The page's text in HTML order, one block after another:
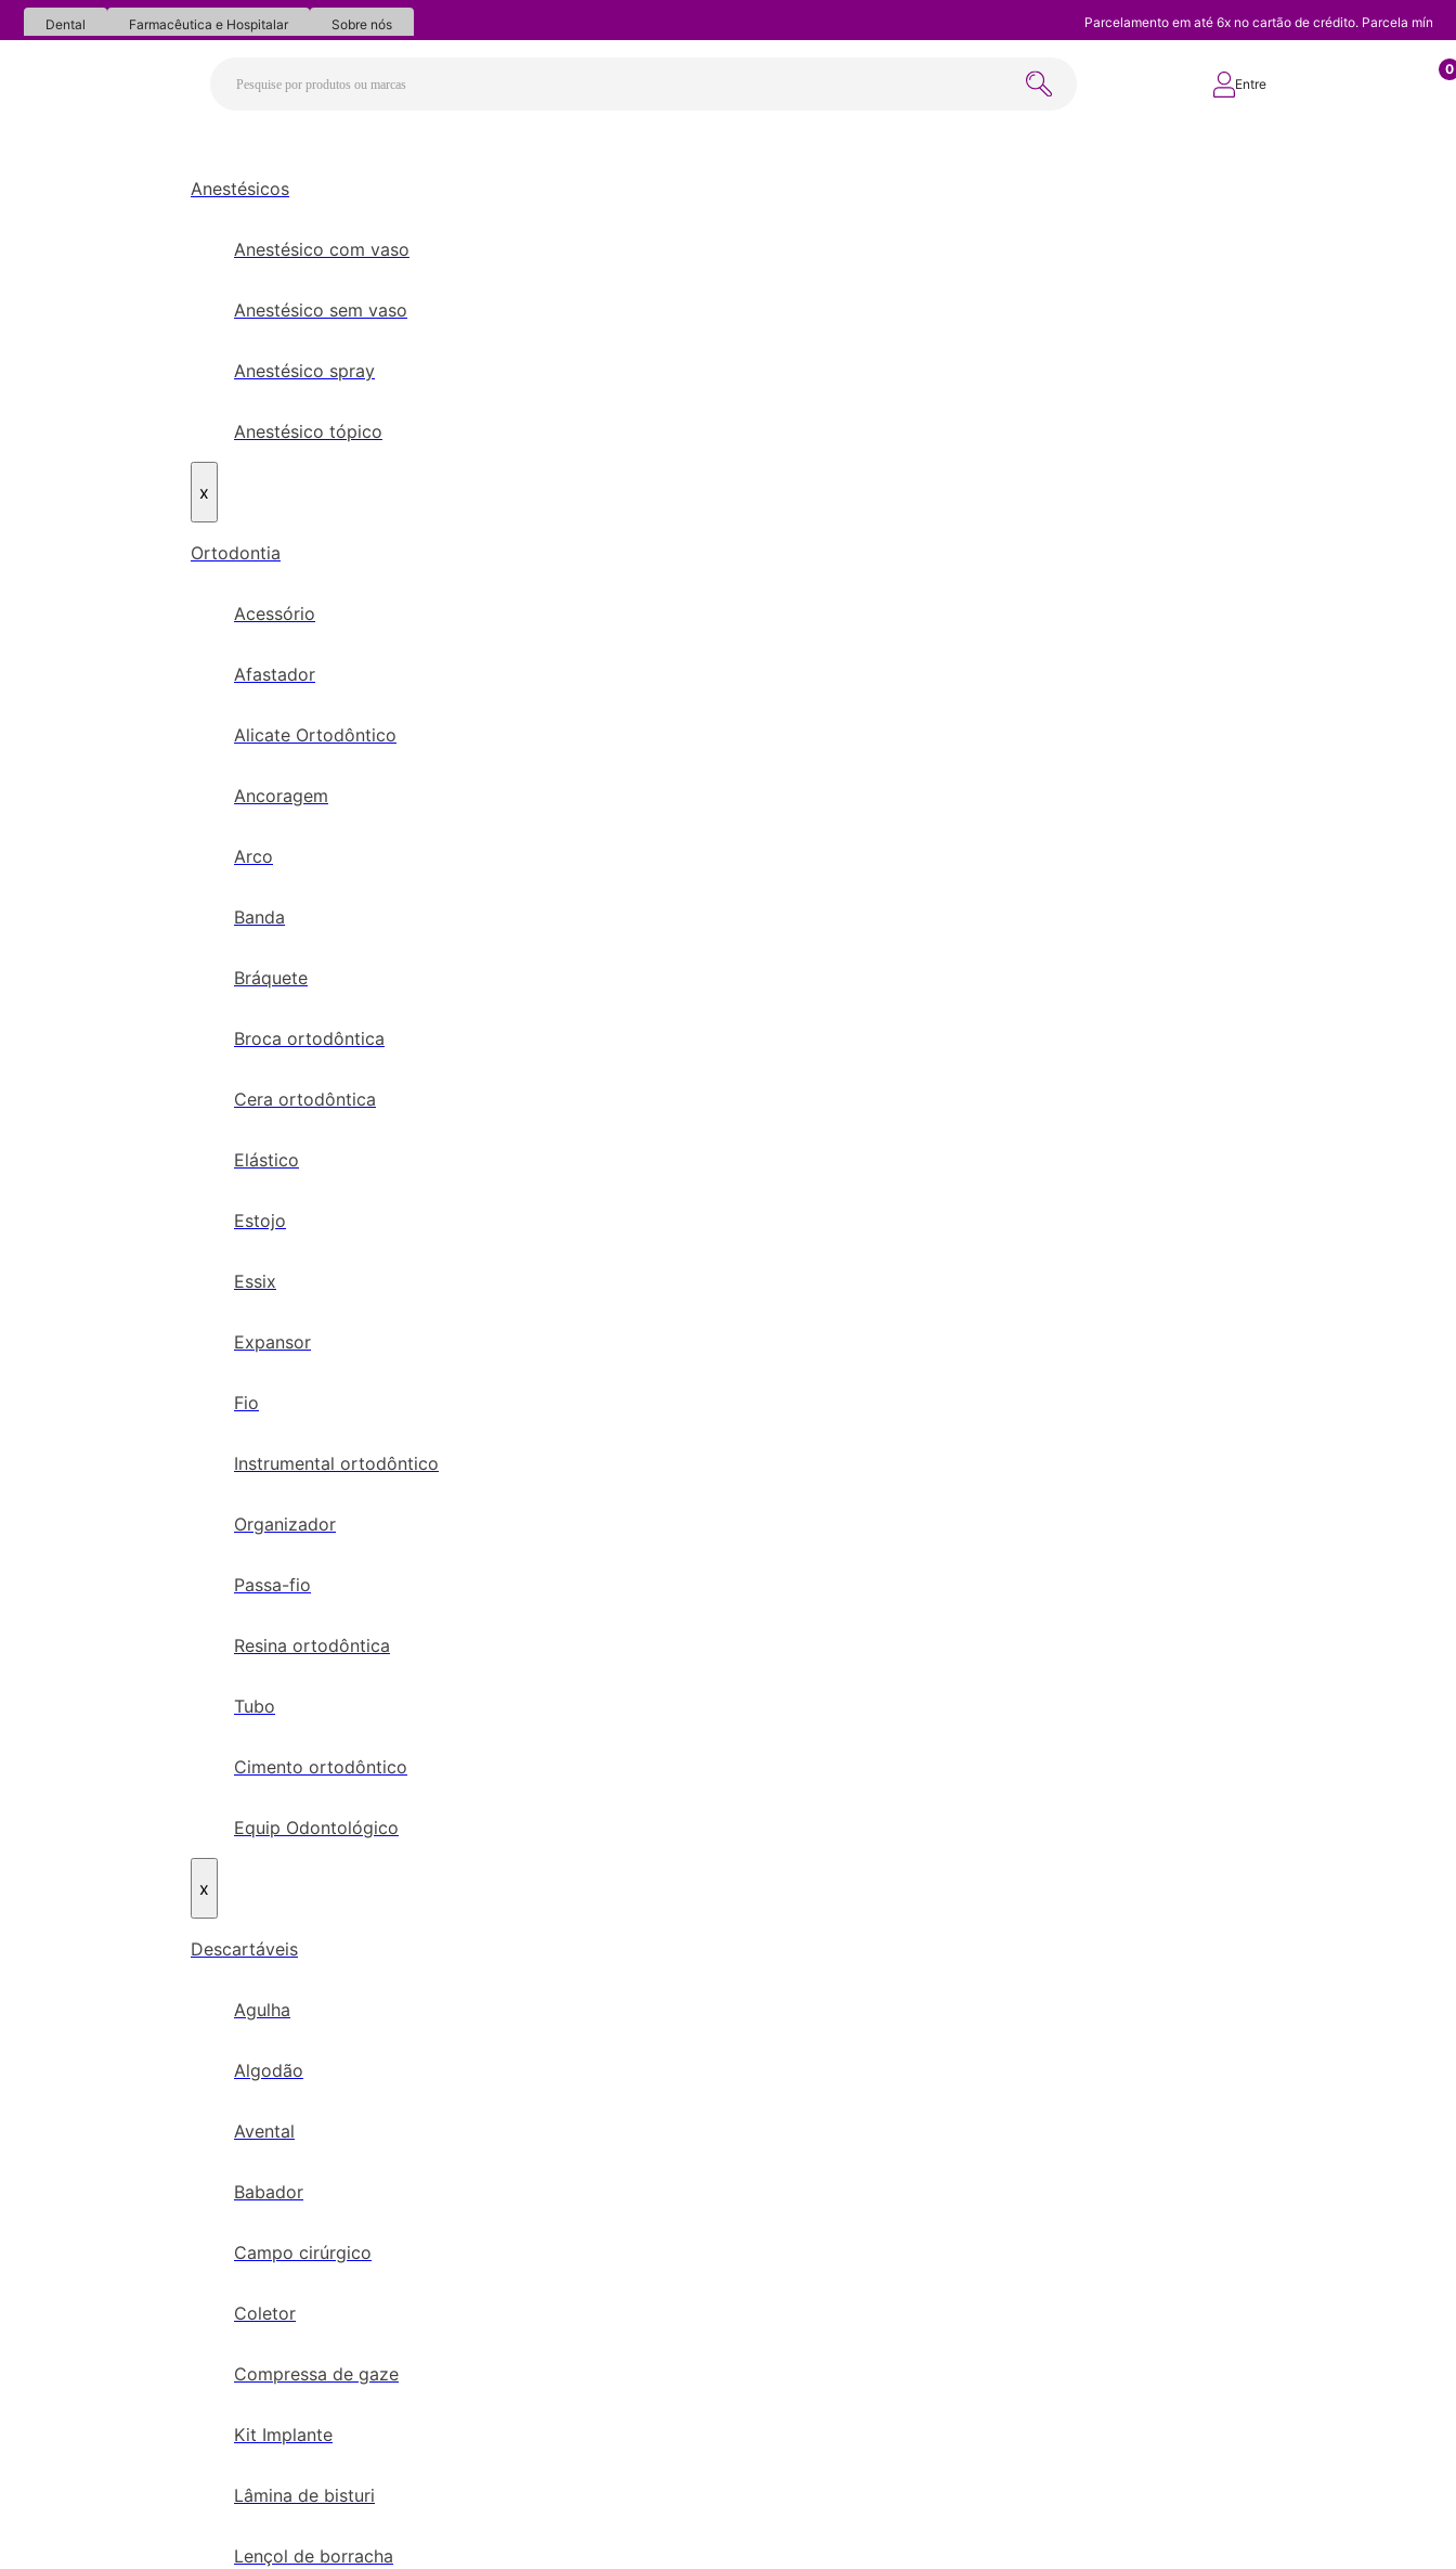
Dental Farmacêutica e Hospitalar Sobre nós Parcelamento em até 6x no cartão de crédito. Parcela
Entre
0
Anestésicos
Anestésico com vaso
Anestésico sem vaso
Anestésico spray
Anestésico tópico
x
Ortodontia
Acessório
Afastador
Alicate Ortodôntico
Ancoragem
Arco
Banda
Bráquete
Broca ortodôntica
Cera ortodôntica
Elástico
Estojo
Essix
Expansor
Fio
Instrumental ortodôntico
Organizador
Passa-fio
Resina ortodôntica
Tubo
Cimento ortodôntico
Equip Odontológico
x
Descartáveis
Agulha
Algodão
Avental
Babador
Campo cirúrgico
Coletor
Compressa de gaze
Kit Implante
Lâmina de bisturi
Lençol de borracha